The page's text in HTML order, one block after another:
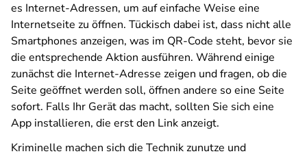
es Internet-Adressen, um auf einfache Weise eine
Internetseite zu öffnen. Tückisch dabei ist, dass nicht alle
Smartphones anzeigen, was im QR-Code steht, bevor sie
die entsprechende Aktion ausführen. Während einige
zunächst die Internet-Adresse zeigen und fragen, ob die
Seite geöffnet werden soll, öffnen andere so eine Seite
sofort. Falls Ihr Gerät das macht, sollten Sie sich eine
App installieren, die erst den Link anzeigt.
Kriminelle machen sich die Technik zunutze und